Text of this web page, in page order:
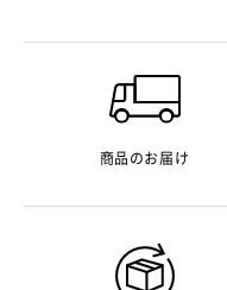
商品のお届け